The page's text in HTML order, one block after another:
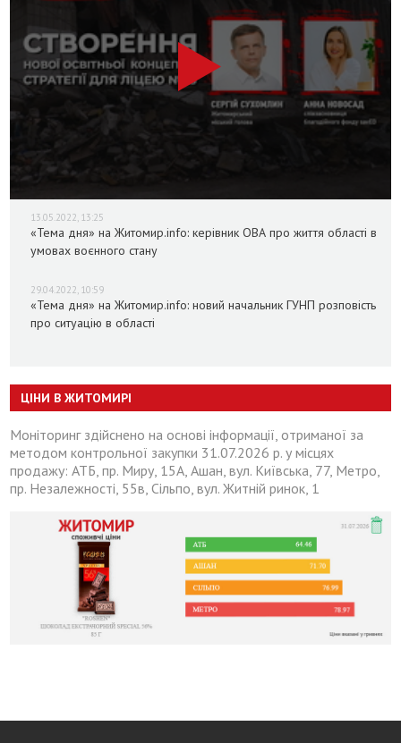
13.05.2022, 13:25
«Тема дня» на Житомир.info: керівник ОВА про життя області в
умовах воєнного стану
29.04.2022, 10:59
«Тема дня» на Житомир.info: новий начальник ГУНП розповість
про ситуацію в області
ЦІНИ В ЖИТОМИРІ
Моніторинг здійснено на основі інформації, отриманої за
методом контрольної закупки 31.07.2026 р. у місцях
продажу: АТБ, пр. Миру, 15А, Ашан, вул. Київська, 77, Метро,
пр. Незалежності, 55в, Сільпо, вул. Житній ринок, 1